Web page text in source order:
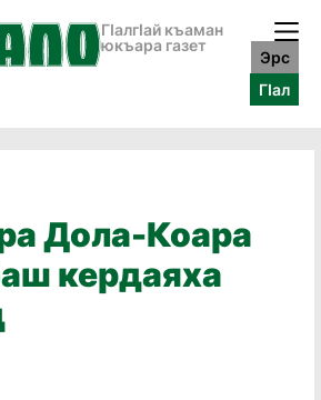
ГӀалгӀай къаман
юкъара газет
Эрс
ГӀал
Дола-Коара
кердаяха